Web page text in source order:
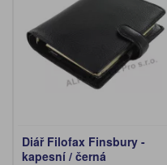
Diář Filofax Finsbury -
kapesní / černá